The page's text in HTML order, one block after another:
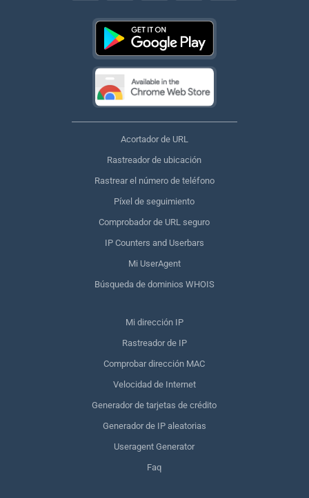
Acortador de URL
Rastreador de ubicación
Rastrear el número de teléfono
Píxel de seguimiento
Comprobador de URL seguro
IP Counters and Userbars
Mi UserAgent
Búsqueda de dominios WHOIS
Mi dirección IP
Rastreador de IP
Comprobar dirección MAC
Velocidad de Internet
Generador de tarjetas de crédito
Generador de IP aleatorias
Useragent Generator
Faq